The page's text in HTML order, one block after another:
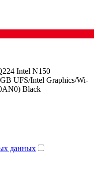
Intel N150
UFS/Intel Graphics/Wi-
Black
данных